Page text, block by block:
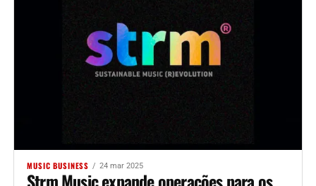
MUSIC BUSINESS 24 mar 2025
Strm Music expande operações para os